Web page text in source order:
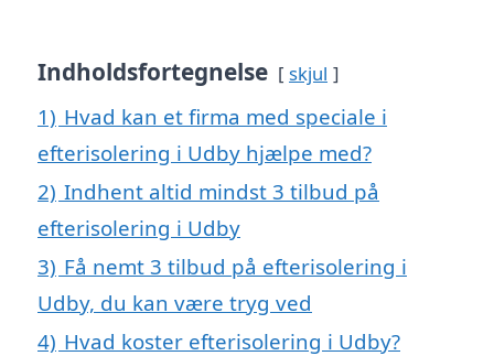
Indholdsfortegnelse skjul
1) Hvad kan et firma med speciale i
efterisolering i Udby hjælpe med?
2) Indhent altid mindst 3 tilbud på
efterisolering i Udby
3) Få nemt 3 tilbud på efterisolering i
Udby, du kan være tryg ved
4) Hvad koster efterisolering i Udby?